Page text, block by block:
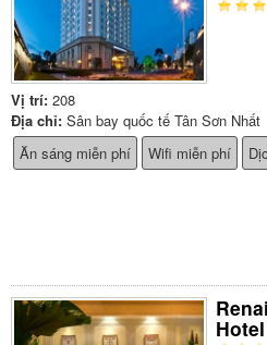
Vị trí: 208
Địa chỉ: Sân bay quốc tế Tân Sơn Nhất
Ăn sáng miễn phí
Wifi miễn phí